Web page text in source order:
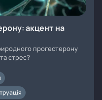
акцент на
прогестерону
стрес?